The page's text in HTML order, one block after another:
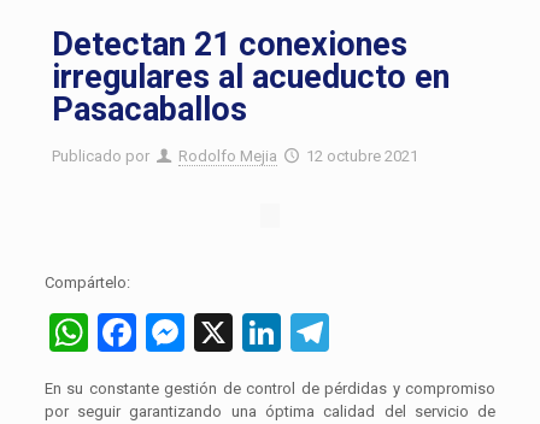
Detectan 21 conexiones
irregulares al acueducto en
Pasacaballos
Publicado por Rodolfo Mejia 12 octubre 2021
Compártelo:
WhatsApp
Facebook
Messenger
X LinkedIn
En su constante gestión de control de pérdidas y compromiso
por seguir garantizando una óptima calidad del servicio de